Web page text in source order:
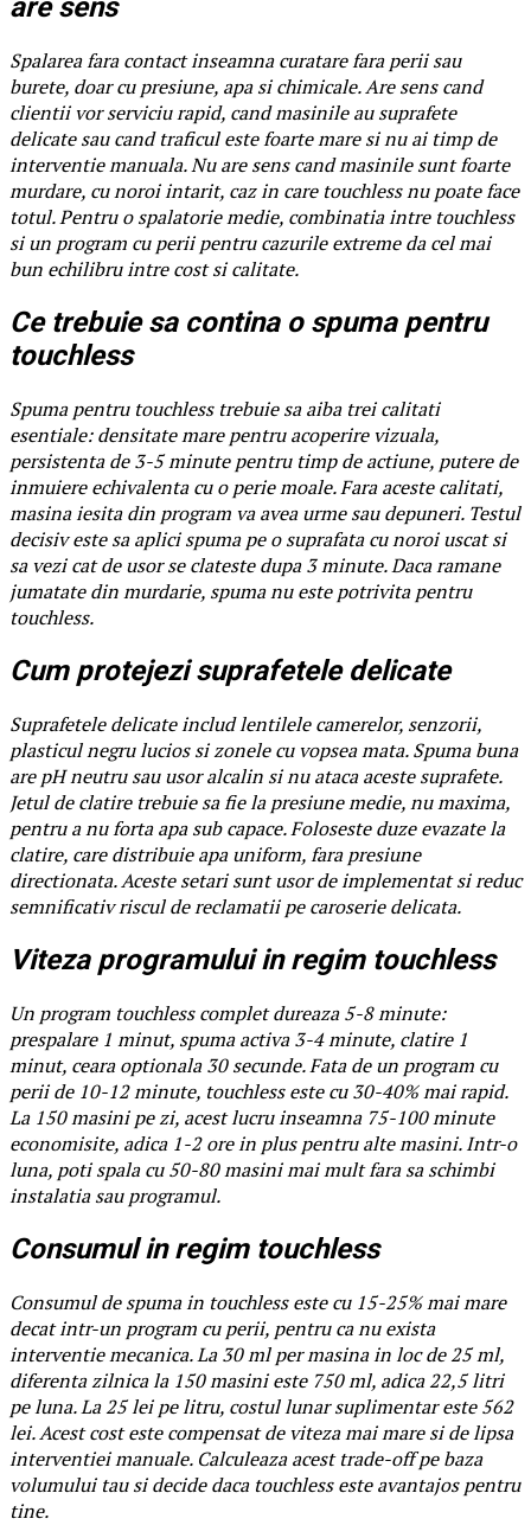
are sens
Spalarea fara contact inseamna curatare fara perii sau
burete, doar cu presiune, apa si chimicale. Are sens cand
clientii vor serviciu rapid, cand masinile au suprafete
delicate sau cand traficul este foarte mare si nu ai timp de
interventie manuala. Nu are sens cand masinile sunt foarte
murdare, cu noroi intarit, caz in care touchless nu poate face
totul. Pentru o spalatorie medie, combinatia intre touchless
si un program cu perii pentru cazurile extreme da cel mai
bun echilibru intre cost si calitate.
Ce trebuie sa contina o spuma pentru
touchless
Spuma pentru touchless trebuie sa aiba trei calitati
esentiale: densitate mare pentru acoperire vizuala,
persistenta de 3-5 minute pentru timp de actiune, putere de
inmuiere echivalenta cu o perie moale. Fara aceste calitati,
masina iesita din program va avea urme sau depuneri. Testul
decisiv este sa aplici spuma pe o suprafata cu noroi uscat si
sa vezi cat de usor se clateste dupa 3 minute. Daca ramane
jumatate din murdarie, spuma nu este potrivita pentru
touchless.
Cum protejezi suprafetele delicate
Suprafetele delicate includ lentilele camerelor, senzorii,
plasticul negru lucios si zonele cu vopsea mata. Spuma buna
are pH neutru sau usor alcalin si nu ataca aceste suprafete.
Jetul de clatire trebuie sa fie la presiune medie, nu maxima,
pentru a nu forta apa sub capace. Foloseste duze evazate la
clatire, care distribuie apa uniform, fara presiune
directionata. Aceste setari sunt usor de implementat si reduc
semnificativ riscul de reclamatii pe caroserie delicata.
Viteza programului in regim touchless
Un program touchless complet dureaza 5-8 minute:
prespalare 1 minut, spuma activa 3-4 minute, clatire 1
minut, ceara optionala 30 secunde. Fata de un program cu
perii de 10-12 minute, touchless este cu 30-40% mai rapid.
La 150 masini pe zi, acest lucru inseamna 75-100 minute
economisite, adica 1-2 ore in plus pentru alte masini. Intr-o
luna, poti spala cu 50-80 masini mai mult fara sa schimbi
instalatia sau programul.
Consumul in regim touchless
Consumul de spuma in touchless este cu 15-25% mai mare
decat intr-un program cu perii, pentru ca nu exista
interventie mecanica. La 30 ml per masina in loc de 25 ml,
diferenta zilnica la 150 masini este 750 ml, adica 22,5 litri
pe luna. La 25 lei pe litru, costul lunar suplimentar este 562
lei. Acest cost este compensat de viteza mai mare si de lipsa
interventiei manuale. Calculeaza acest trade-off pe baza
volumului tau si decide daca touchless este avantajos pentru
tine.